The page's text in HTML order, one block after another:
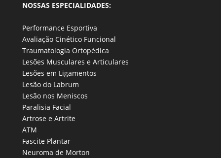
NOSSAS ESPECIALIDADES:
Performance Esportiva
Avaliação Cinético Funcional
Traumatologia Ortopédica
Lesões Musculares e Articulares
Lesões em Ligamentos
Lesão do Labrum
Lesão nos Meniscos
Paralisia Facial
Artrose e Artrite
ATM
Fascite Plantar
Neuroma de Morton